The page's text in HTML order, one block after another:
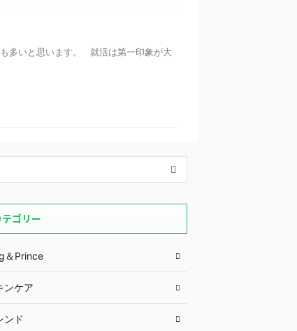
多いと思います。 就活は第一印象が大
テゴリー
＆Prince
ンケア
ンド